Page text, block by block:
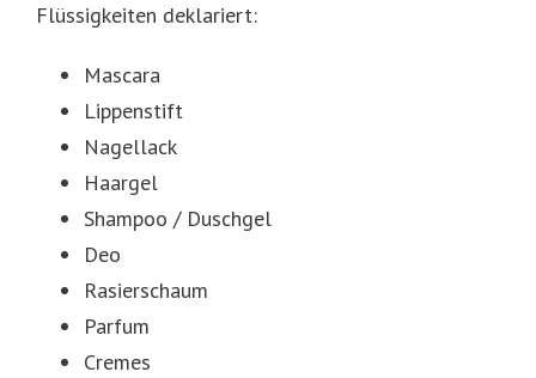
Flüssigkeiten deklariert:
Mascara
Lippenstift
Nagellack
Haargel
Shampoo / Duschgel
Deo
Rasierschaum
Parfum
Cremes